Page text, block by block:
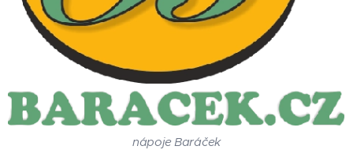
nápoje Baráček